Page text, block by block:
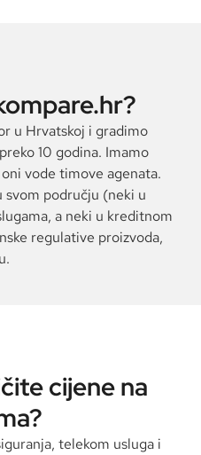
u Hrvatskoj i gradimo
10 godina. Imamo
vode timove agenata.
svom području (neki u
a neki u kreditnom
regulative proizvoda,
cijene na
telekom usluga i